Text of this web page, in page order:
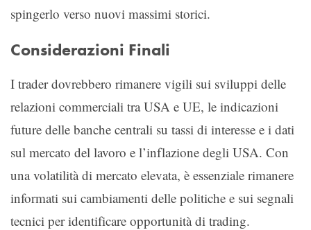
spingerlo verso nuovi massimi storici.
Considerazioni Finali
I trader dovrebbero rimanere vigili sui sviluppi delle
relazioni commerciali tra USA e UE, le indicazioni
future delle banche centrali su tassi di interesse e i dati
sul mercato del lavoro e l’inflazione degli USA. Con
una volatilità di mercato elevata, è essenziale rimanere
informati sui cambiamenti delle politiche e sui segnali
tecnici per identificare opportunità di trading.